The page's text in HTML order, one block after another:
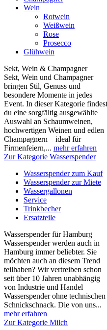
Wein
Rotwein
Weißwein
Rose
Prosecco
Glühwein
Sekt, Wein & Champagner
Sekt, Wein und Champagner
bringen Stil, Genuss und
besondere Momente in jedes
Event. In dieser Kategorie findest
du eine sorgfältig ausgewählte
Auswahl an Schaumweinen,
hochwertigen Weinen und edlen
Champagnern – ideal für
Firmenfeiern,... mehr erfahren
Zur Kategorie Wasserspender
Wasserspender zum Kauf
Wasserspender zur Miete
Wassergallonen
Service
Trinkbecher
Ersatzteile
Wasserspender für Hamburg
Wasserspender werden auch in
Hamburg immer beliebter. Sie
möchten auch an diesem Trend
teilhaben? Wir vertreiben schon
seit über 10 Jahren unabhängig
von Industrie und Handel
Wasserspender ohne technischen
Schnickschnack. Die von uns...
mehr erfahren
Zur Kategorie Milch